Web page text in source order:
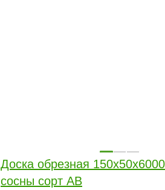
Доска обрезная
сосны сорт АВ